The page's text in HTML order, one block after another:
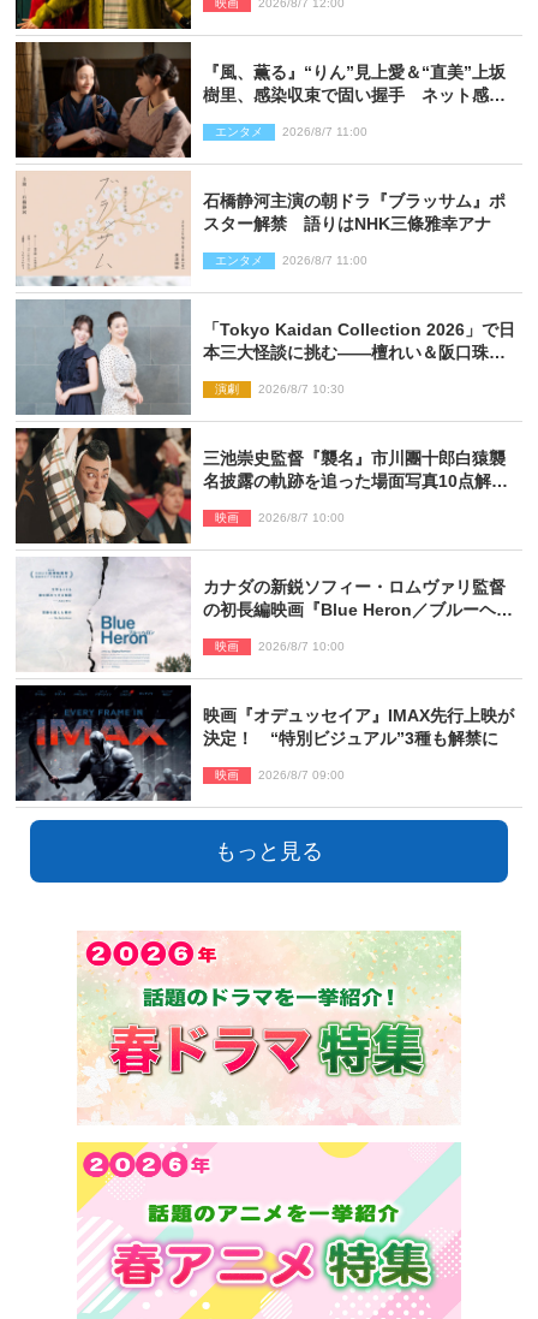
い！」
映画 2026/8/7 12:00
『風、薫る』“りん”見上愛＆“直美”上坂
樹里、感染収束で固い握手 ネット感動
エンタメ 2026/8/7 11:00
石橋静河主演の朝ドラ『ブラッサム』ポ
スター解禁 語りはNHK三條雅幸アナ
エンタメ 2026/8/7 11:00
「Tokyo Kaidan Collection 2026」で日
本三大怪談に挑む――檀れい＆阪口珠美
演劇 2026/8/7 10:30
三池崇史監督『襲名』市川團十郎白猿襲
名披露の軌跡を追った場面写真10点解
映画 2026/8/7 10:00
カナダの新鋭ソフィー・ロムヴァリ監督
の初長編映画『Blue Heron／ブルーヘロ
映画 2026/8/7 10:00
映画『オデュッセイア』IMAX先行上映が
決定！ “特別ビジュアル”3種も解禁に
映画 2026/8/7 09:00
もっと見る